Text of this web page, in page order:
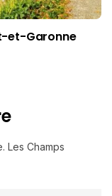
et-Garonne
Les Champs